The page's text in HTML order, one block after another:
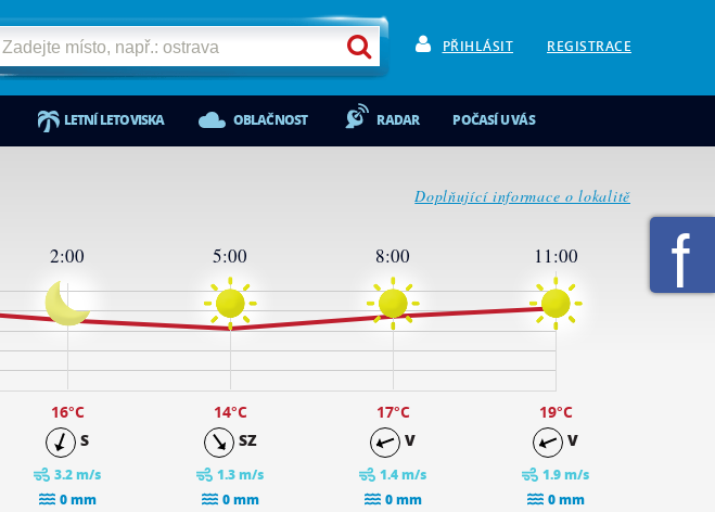
PŘIHLÁSIT REGISTRACE
LETNÍ LETOVISKA OBLAČNOST RADAR POČASÍ U VÁS
Doplňující informace o lokalitě
2:00
16°C
S
3.2 m/s
0 mm
5:00
14°C
SZ
1.3 m/s
0 mm
8:00
17°C
V
1.4 m/s
0 mm
11:00
19°C
V
1.9 m/s
0 mm